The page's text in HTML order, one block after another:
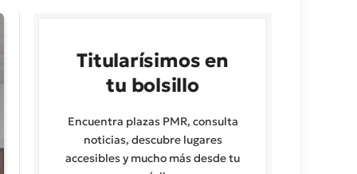
Titularísimos en
tu bolsillo
Encuentra plazas PMR, consulta
noticias, descubre lugares
accesibles y mucho más desde tu